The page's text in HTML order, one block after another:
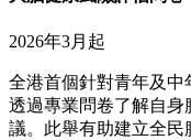
2026年3月起
全港首個針對青年及
透過專業問卷了解自
議。此舉有助建立全